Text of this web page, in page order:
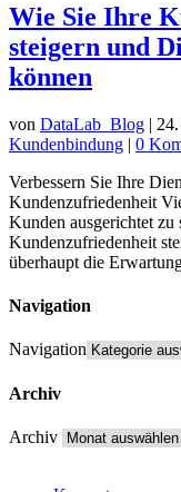
Wie Sie Ihre
steigern und
können
von DataLab_Blog |
Kundenbindung | 0
Verbessern Sie Ihre
Kundenzufriedenheit
Kunden ausgerichtet
Kundenzufriedenheit
überhaupt die
Navigation
Navigation
Archiv
Archiv